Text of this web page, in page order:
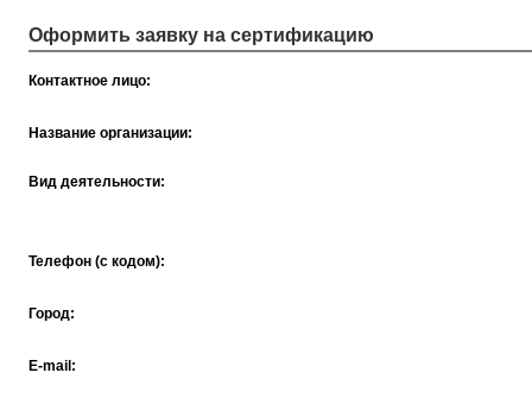
Оформить заявку на сертификацию
Контактное лицо:
Название организации:
Вид деятельности:
Телефон (с кодом):
Город:
E-mail: